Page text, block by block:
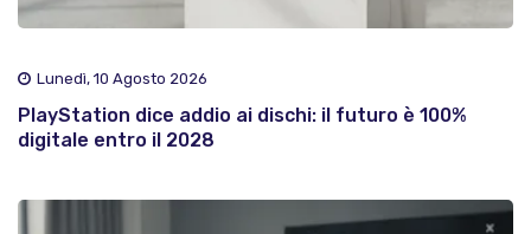
Lunedì, 10 Agosto 2026
PlayStation dice addio ai dischi: il futuro è 100%
digitale entro il 2028